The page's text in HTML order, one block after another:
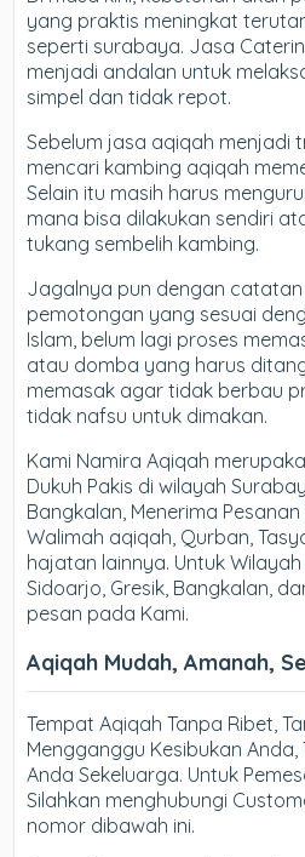
yang praktis meningkat
seperti surabaya. Jasa
menjadi andalan untuk
simpel dan tidak repot.
Sebelum jasa aqiqah menjadi
mencari kambing aqiqah
Selain itu masih harus
mana bisa dilakukan sendiri
tukang sembelih kambing.
Jagalnya pun dengan
pemotongan yang sesuai
Islam, belum lagi proses
atau domba yang harus
memasak agar tidak berbau
tidak nafsu untuk dimakan.
Kami Namira Aqiqah
Dukuh Pakis di wilayah
Bangkalan, Menerima
Walimah aqiqah, Qurban,
hajatan lainnya. Untuk
Sidoarjo, Gresik, Bangkalan,
pesan pada Kami.
Aqiqah Mudah, Amanah,
Tempat Aqiqah Tanpa Ribet,
Mengganggu Kesibukan
Anda Sekeluarga. Untuk
Silahkan menghubungi
nomor dibawah ini.